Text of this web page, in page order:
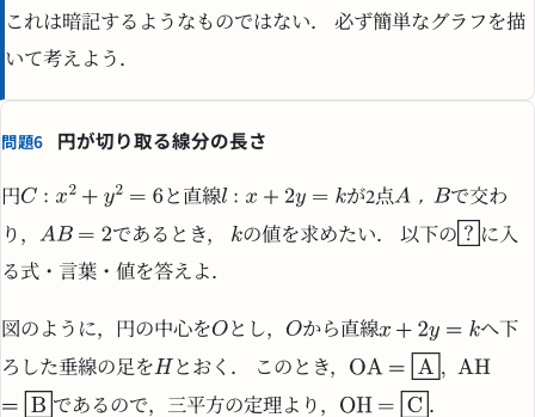
これは暗記するようなものではない． 必ず簡単なグラフを描
いて考えよう．
問題6 円が切り取る線分の長さ
円 と直線 が2点 ，
で交わ
り，
であるとき， の値を求めたい． 以下の
に入
る式・言葉・値を答えよ．
図のように，円の中心を とし， から直線
へ下
ろした垂線の足を
とおく． このとき，
であるので，三平方の定理より，
．